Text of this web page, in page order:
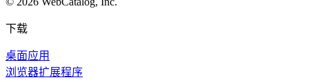
下载
桌面应用
浏览器扩展程序